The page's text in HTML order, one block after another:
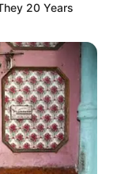
20 Years